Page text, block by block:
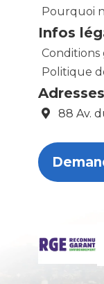
Pourquoi
Infos
Conditions
Politique
Adresses
88 Av.